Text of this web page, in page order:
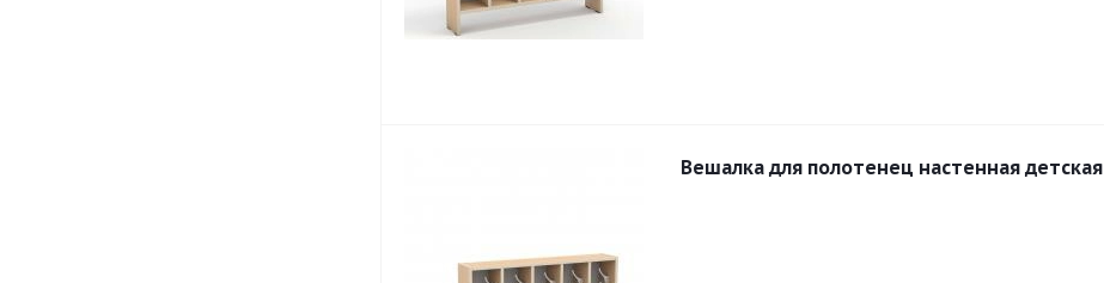
Вешалка для полотенец настенная детская